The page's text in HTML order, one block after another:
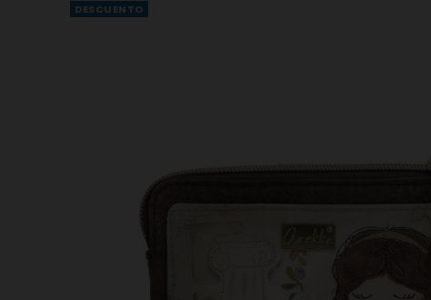
DESCUENTO